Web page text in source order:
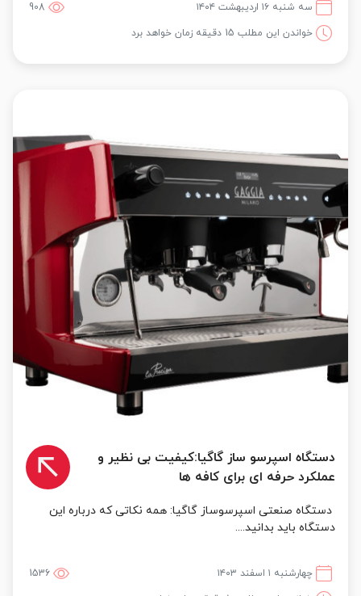
سه شنبه ۱۶ اردیبهشت ۱۴۰۴
908
خواندن این مطلب 15 دقیقه زمان خواهد برد
دستگاه اسپرسو ساز گاگیا:کیفیت بی نظیر و
عملکرد حرفه ای برای کافه ها
دستگاه صنعتی اسپرسوساز گاگیا: همه نکاتی که درباره این
دستگاه باید بدانید....
چهارشنبه ۱ اسفند ۱۴۰۳
1536